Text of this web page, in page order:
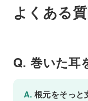
よくある
Q. 巻いた耳
A. 根元をそっと